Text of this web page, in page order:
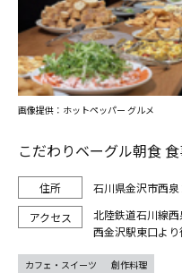
こだわりベーグル朝食
石川県金沢市西
北陸鉄道石川線
西金沢駅東口よ
画像提供：ホットペッパー グルメ
カフェ・スイーツ 創作料理